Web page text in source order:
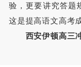
验，更要讲究答题
这是提高语文高考
西安伊顿高三